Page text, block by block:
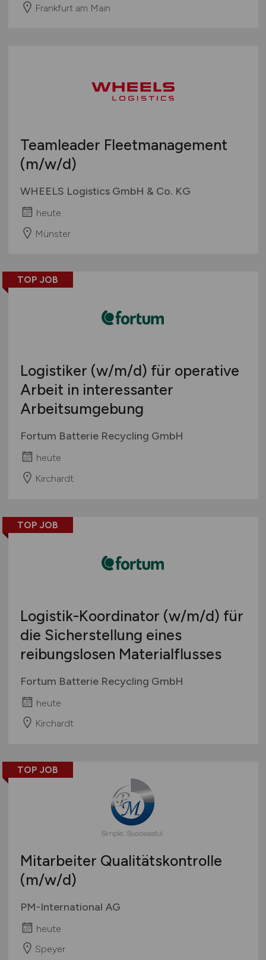
Frankfurt am Main
Teamleader Fleetmanagement
(m/w/d)
WHEELS Logistics GmbH & Co. KG
heute
Münster
TOP JOB
Logistiker (w/m/d) für operative
Arbeit in interessanter
Arbeitsumgebung
Fortum Batterie Recycling GmbH
heute
Kirchardt
TOP JOB
Logistik-Koordinator (w/m/d) für
die Sicherstellung eines
reibungslosen Materialflusses
Fortum Batterie Recycling GmbH
heute
Kirchardt
TOP JOB
Mitarbeiter Qualitätskontrolle
(m/w/d)
PM-International AG
heute
Speyer